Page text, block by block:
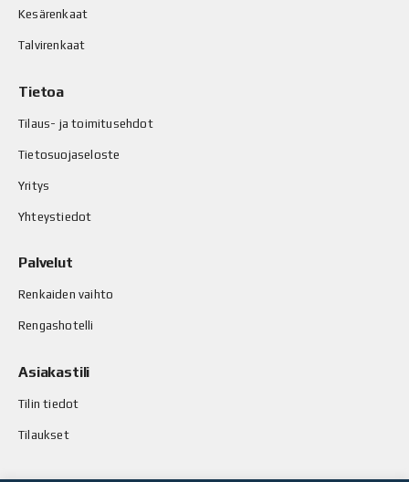
Kesärenkaat
Talvirenkaat
Tietoa
Tilaus- ja toimitusehdot
Tietosuojaseloste
Yritys
Yhteystiedot
Palvelut
Renkaiden vaihto
Rengashotelli
Asiakastili
Tilin tiedot
Tilaukset